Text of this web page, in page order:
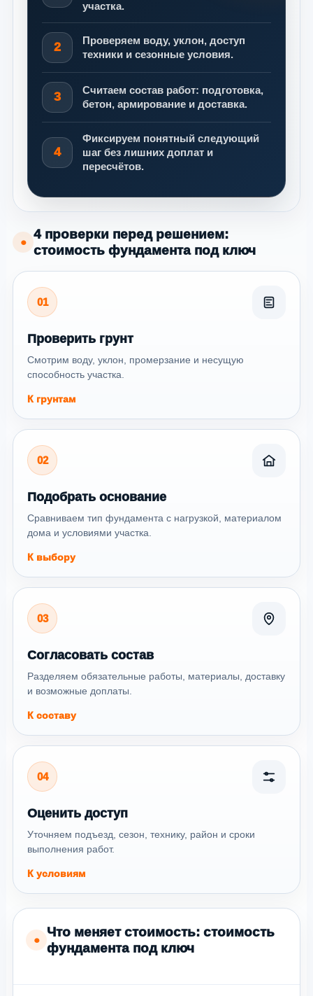
участка.
2
Проверяем воду, уклон, доступ
техники и сезонные условия.
3
Считаем состав работ: подготовка,
бетон, армирование и доставка.
4
Фиксируем понятный следующий
шаг без лишних доплат и
пересчётов.
●
4 проверки перед решением:
стоимость фундамента под ключ
01
Проверить грунт
Смотрим воду, уклон, промерзание и несущую
способность участка.
К грунтам
02
Подобрать основание
Сравниваем тип фундамента с нагрузкой, материалом
дома и условиями участка.
К выбору
03
Согласовать состав
Разделяем обязательные работы, материалы, доставку
и возможные доплаты.
К составу
04
Оценить доступ
Уточняем подъезд, сезон, технику, район и сроки
выполнения работ.
К условиям
●
Что меняет стоимость: стоимость
фундамента под ключ